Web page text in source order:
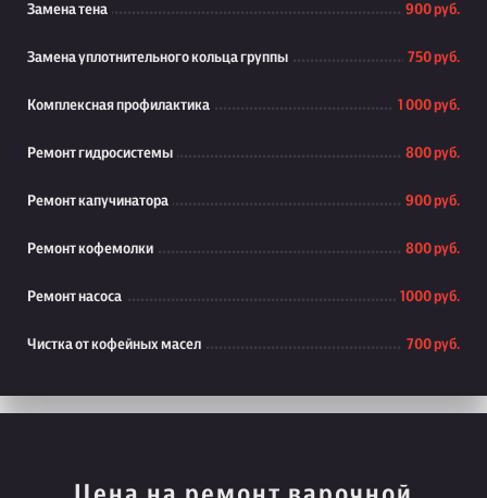
Замена тена 900 руб.
Замена уплотнительного кольца группы 750 руб.
Комплексная профилактика 1 000 руб.
Ремонт гидросистемы 800 руб.
Ремонт капучинатора 900 руб.
Ремонт кофемолки 800 руб.
Ремонт насоса 1000 руб.
Чистка от кофейных масел 700 руб.